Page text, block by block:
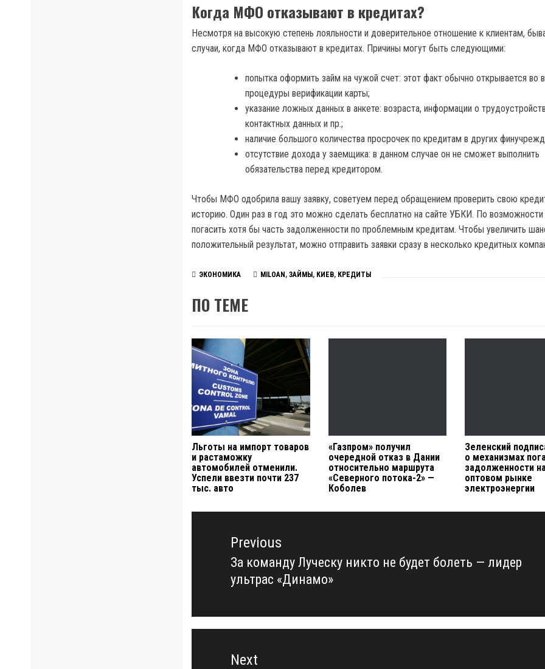
Когда МФО отказывают в кредитах?
Несмотря на высокую степень лояльности и доверительное отношение к клиентам,
случаи, когда МФО отказывают в кредитах. Причины могут быть следующими:
попытка оформить займ на чужой счет: этот факт обычно открывается во
процедуры верификации карты;
указание ложных данных в анкете: возраста, информации о
контактных данных и пр.;
наличие большого количества просрочек по кредитам в других
отсутствие дохода у заемщика: в данном случае он не сможет выполнить
обязательства перед кредитором.
Чтобы МФО одобрила вашу заявку, советуем перед обращением проверить свою
историю. Один раз в год это можно сделать бесплатно на сайте УБКИ. По
погасить хотя бы часть задолженности по проблемным кредитам. Чтобы увеличить
положительный результат, можно отправить заявки сразу в несколько кредитных
ЭКОНОМИКА MILOAN , ЗАЙМЫ , КИЕВ, КРЕДИТЫ
ПО ТЕМЕ
Льготы на импорт товаров
и растаможку
автомобилей отменили.
Успели ввезти почти 237
тыс. авто
«Газпром» получил
очередной отказ в Дании
относительно маршрута
«Северного потока-2» —
Коболев
Зеленский
о механизмах
задолженности
оптовом рынке
электроэнергии
Навигация
записямPrevious
Previous
post:
За команду Луческу никто не будет болеть — лидер
ультрас «Динамо»
Next